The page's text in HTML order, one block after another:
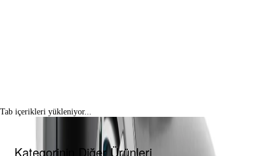
Tab içerikleri yükleniyor...
Kategorinin Diğer Ürünleri